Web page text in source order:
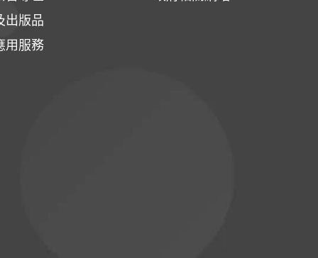
出版品
用服務